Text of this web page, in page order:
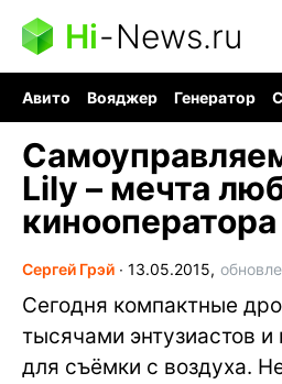
Hi-News.ru
Авито Вояджер Генератор
Lily – мечта
кинооператора
Сергей Грэй ∙ 13.05.2015,
Сегодня компактные
тысячами энтузиастов и
для съёмки с воздуха.